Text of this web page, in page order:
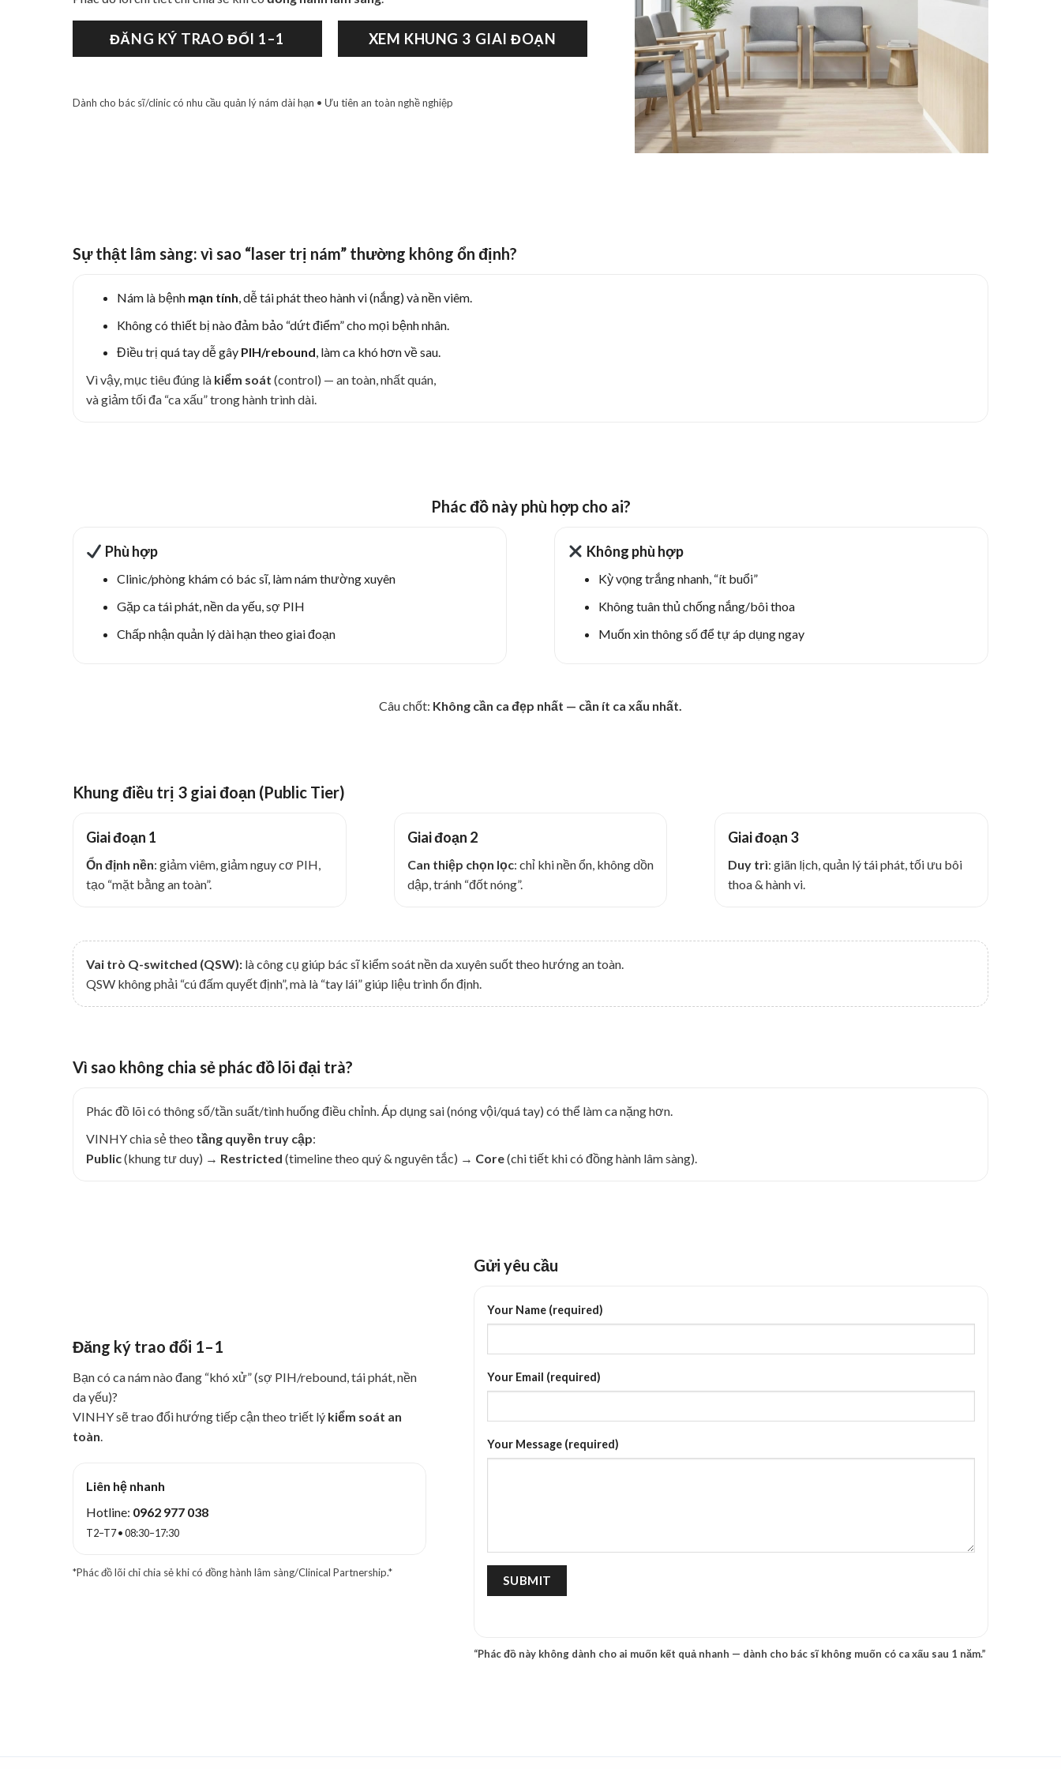
ĐĂNG KÝ TRAO ĐỔI 1–1 XEM KHUNG 3 GIAI ĐOẠN
Dành cho bác sĩ/clinic có nhu cầu quản lý nám dài hạn • Ưu tiên an toàn nghề nghiệp
Sự thật lâm sàng: vì sao “laser trị nám” thường không ổn định?
Nám là bệnh mạn tính, dễ tái phát theo hành vi (nắng) và nền viêm.
Không có thiết bị nào đảm bảo “dứt điểm” cho mọi bệnh nhân.
Điều trị quá tay dễ gây PIH/rebound, làm ca khó hơn về sau.
Vì vậy, mục tiêu đúng là kiểm soát (control) — an toàn, nhất quán,
và giảm tối đa “ca xấu” trong hành trình dài.
Phác đồ này phù hợp cho ai?
Phù hợp
Clinic/phòng khám có bác sĩ, làm nám thường xuyên
Gặp ca tái phát, nền da yếu, sợ PIH
Chấp nhận quản lý dài hạn theo giai đoạn
Không phù hợp
Kỳ vọng trắng nhanh, “ít buổi”
Không tuân thủ chống nắng/bôi thoa
Muốn xin thông số để tự áp dụng ngay
Câu chốt: Không cần ca đẹp nhất — cần ít ca xấu nhất.
Khung điều trị 3 giai đoạn (Public Tier)
Giai đoạn 1
Ổn định nền: giảm viêm, giảm nguy cơ PIH,
tạo “mặt bằng an toàn”.
Giai đoạn 2
Can thiệp chọn lọc: chỉ khi nền ổn, không dồn
dập, tránh “đốt nóng”.
Giai đoạn 3
Duy trì: giãn lịch, quản lý tái phát, tối ưu bôi
thoa & hành vi.
Vai trò Q-switched (QSW): là công cụ giúp bác sĩ kiểm soát nền da xuyên suốt theo hướng an toàn.
QSW không phải “cú đấm quyết định”, mà là “tay lái” giúp liệu trình ổn định.
Vì sao không chia sẻ phác đồ lõi đại trà?
Phác đồ lõi có thông số/tần suất/tình huống điều chỉnh. Áp dụng sai (nóng vội/quá tay) có thể làm ca nặng hơn.
VINHY chia sẻ theo tầng quyền truy cập:
Public(khung tư duy) → Restricted (timeline theo quý & nguyên tắc) → Core(chi tiết khi có đồng hành lâm sàng).
Đăng ký trao đổi 1–1
Bạn có ca nám nào đang “khó xử” (sợ PIH/rebound, tái phát, nền
da yếu)?
VINHY sẽ trao đổi hướng tiếp cận theo triết lý kiểm soát an
toàn.
Liên hệ nhanh
Hotline: 0962 977 038
T2–T7 • 08:30–17:30
*Phác đồ lõi chỉ chia sẻ khi có đồng hành lâm sàng/Clinical Partnership.*
Gửi yêu cầu
Your Name (required)
Your Email (required)
Your Message (required)
“Phác đồ này không dành cho ai muốn kết quả nhanh — dành cho bác sĩ không muốn có ca xấu sau 1 năm.”